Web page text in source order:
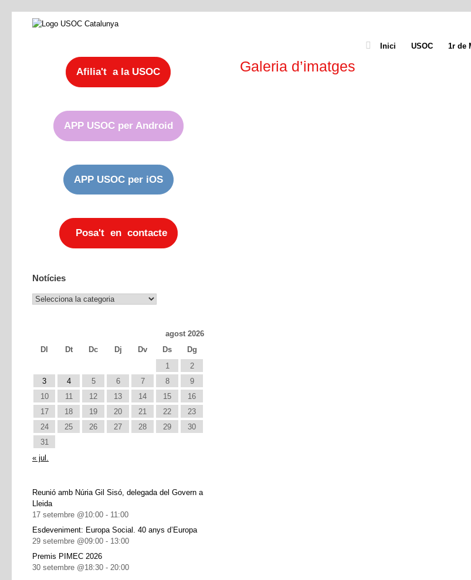
Inici USOC 1r de
Galeria d’imatges
Afilia't a la USOC
APP USOC per Android
APP USOC per iOS
Posa't en contacte
Notícies
Notícies
agost 2026
Dl
Dt Dc Dj Dv Ds
Dg
1
2
3
4 5 6 7 8
9
10
11 12 13 14 15
16
17
18 19 20 21 22
23
24
25 26 27 28 29
30
31
« jul.
Reunió amb Núria Gil Sisó, delegada del Govern a
Lleida
17 setembre @10:00 - 11:00
Esdeveniment: Europa Social. 40 anys d’Europa
29 setembre @09:00 - 13:00
Premis PIMEC 2026
30 setembre @18:30 - 20:00